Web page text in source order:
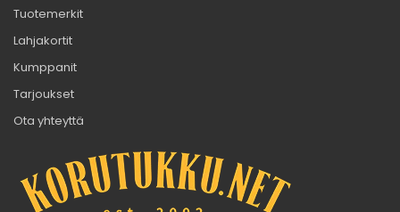
Tuotemerkit
Lahjakortit
Kumppanit
Tarjoukset
Ota yhteyttä